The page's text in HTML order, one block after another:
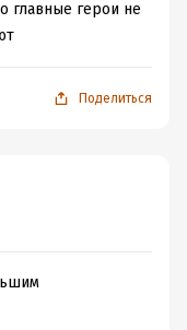
главные герои не
Поделиться